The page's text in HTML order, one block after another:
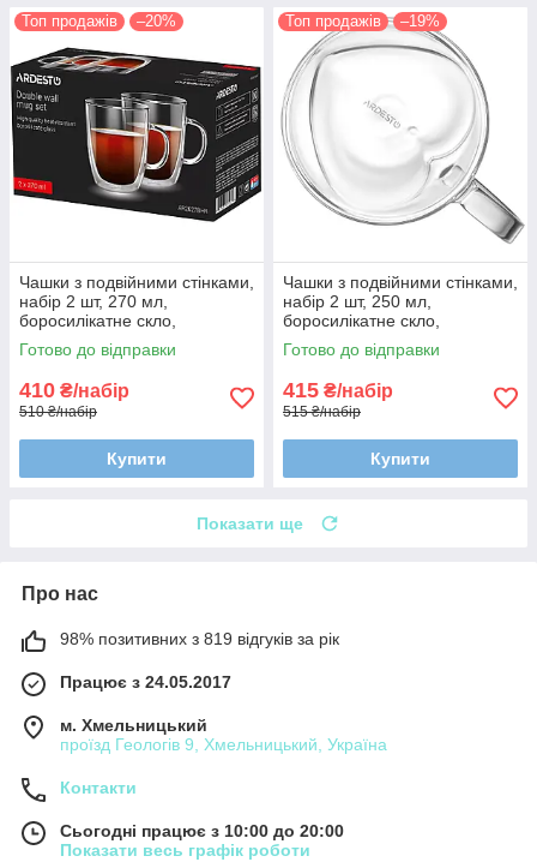
Топ продажів –20%
Чашки з подвійними стінками,
набір 2 шт, 270 мл,
боросилікатне скло,
термостійкі, прозорі
Готово до відправки
410 ₴/набір
510 ₴/набір
Купити
Топ продажів –19%
Чашки з подвійними стінками,
набір 2 шт, 250 мл,
боросилікатне скло,
термостійкі, прозорі
Готово до відправки
415 ₴/набір
515 ₴/набір
Купити
Показати ще
Про нас
98% позитивних з 819 відгуків за рік
Працює з 24.05.2017
м. Хмельницький
проїзд Геологів 9, Хмельницький, Україна
Контакти
Сьогодні працює з 10:00 до 20:00
Показати весь графік роботи